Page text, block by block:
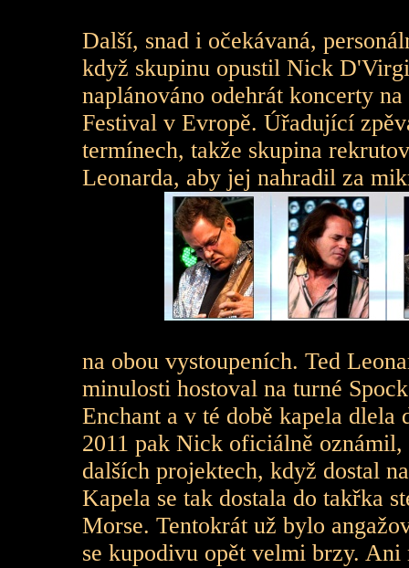
Další, snad i očekávaná,
když skupinu opustil Nick
naplánováno odehrát koncerty
Festival v Evropě. Úřadující
termínech, takže skupina
Leonarda, aby jej nahradil za
na obou vystoupeních. Ted
minulosti hostoval na turné
Enchant a v té době kapela
2011 pak Nick oficiálně
dalších projektech, když dostal
Kapela se tak dostala do takřka
Morse. Tentokrát už bylo
se kupodivu opět velmi brzy.